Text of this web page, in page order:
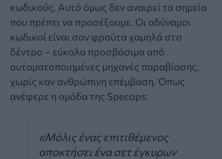
κωδικούς. Αυτό όμως δεν αναιρεί τα σημεία
που πρέπει να προσέξουμε. Οι αδύναμοι
κωδικοί είναι σαν φρούτα χαμηλά στο
δέντρο – εύκολα προσβάσιμα από
αυτοματοποιημένες μηχανές παραβίασης,
χωρίς καν ανθρώπινη επέμβαση. Όπως
ανέφερε η ομάδα της Specops:
«Μόλις ένας επιτιθέμενος
αποκτήσει ένα σετ έγκυρων